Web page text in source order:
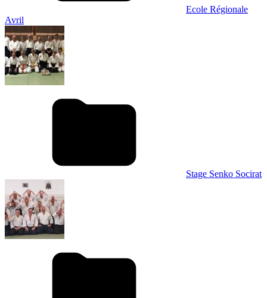
Ecole Régionale
Avril
Stage Senko Socirat